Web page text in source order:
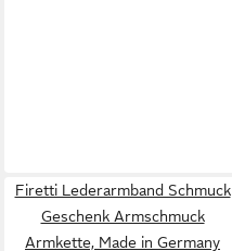
Firetti Lederarmband Schmuck
Geschenk Armschmuck
Armkette, Made in Germany